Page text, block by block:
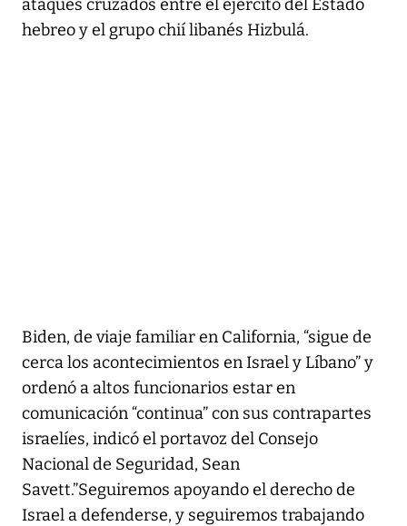
ataques cruzados entre el ejército del Estado
hebreo y el grupo chií libanés Hizbulá.
Biden, de viaje familiar en California, “sigue de
cerca los acontecimientos en Israel y Líbano” y
ordenó a altos funcionarios estar en
comunicación “continua” con sus contrapartes
israelíes, indicó el portavoz del Consejo
Nacional de Seguridad, Sean
Savett.”Seguiremos apoyando el derecho de
Israel a defenderse, y seguiremos trabajando